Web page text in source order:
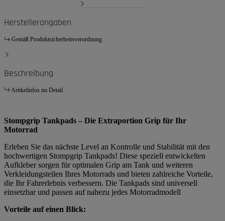
Herstellerangaben
Gemäß Produktsicherheitsverordnung
Beschreibung
Artikelinfos im Detail
Stompgrip Tankpads – Die Extraportion Grip für Ihr
Motorrad
Erleben Sie das nächste Level an Kontrolle und Stabilität mit den
hochwertigen Stompgrip Tankpads! Diese speziell entwickelten
Aufkleber sorgen für optimalen Grip am Tank und weiteren
Verkleidungsteilen Ihres Motorrads und bieten zahlreiche Vorteile,
die Ihr Fahrerlebnis verbessern. Die Tankpads sind universell
einsetzbar und passen auf nahezu jedes Motorradmodell
Vorteile auf einen Blick: